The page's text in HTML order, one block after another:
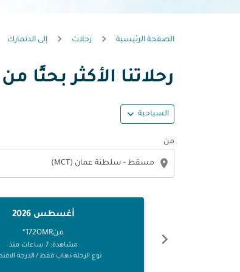
الصفحة الرئيسية رحلات إلى الدنمارك
رحلاتنا الأكثر
السياحية expand_more
من
location_on
chevron_left
أغسطس 2026
من172OMR
*
مشاهدة: 7 ساعات منذ
نوع الرحلة ذهاب فقط/ الدرجة